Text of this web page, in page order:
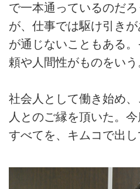
で一本通っているのだ
が、仕事では駆け引き
が通じないこともある
頼や人間性がものをいう
社会人として働き始め
人とのご縁を頂いた。
すべてを、キムコで出し